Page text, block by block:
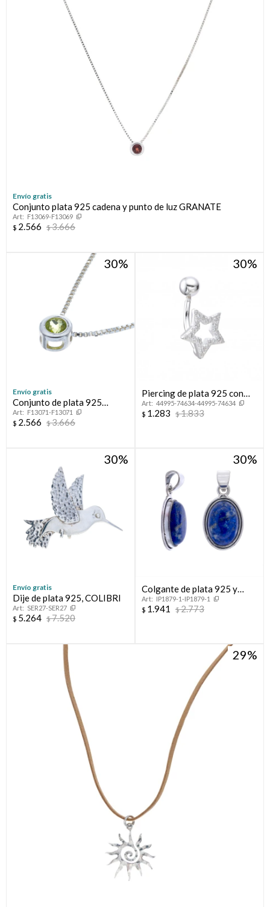
Envío gratis
Conjunto plata 925 cadena y punto de luz GRANATE
F13069-F13069
$ 2.566 $3.666
30
Envío gratis
Conjunto de plata 925
cadena y punto de luz
PERIDOTO
F13071-F13071
$ 2.566 $3.666
30
Piercing de plata 925 con
circonias, ESTRELLA.
44995-74634-44995-74634
$ 1.283 $1.833
30
Envío gratis
Dije de plata 925, COLIBRI
SER27-SER27
$ 5.264 $7.520
30
Colgante de plata 925 y
Lapiz Lazuli
IP1879-1-IP1879-1
$ 1.941 $2.773
29